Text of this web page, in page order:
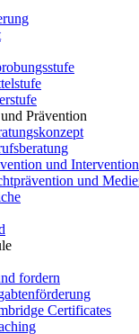
Prävention
und Intervention
und
fordern
Certificates